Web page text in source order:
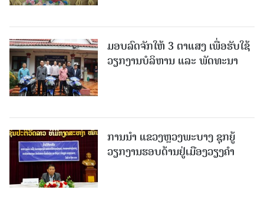
ມອບລົດຈັກໃຫ້ 3 ຕາແສງ ເພື່ອຮັບໃຊ້
ວຽກງານບໍລິຫານ ແລະ ພັດທະນາ
ການນຳ ແຂວງຫຼວງພະບາງ ຊຸກຍູ້
ວຽກງານຮອບດ້ານຢູ່ເມືອງວຽງຄໍາ